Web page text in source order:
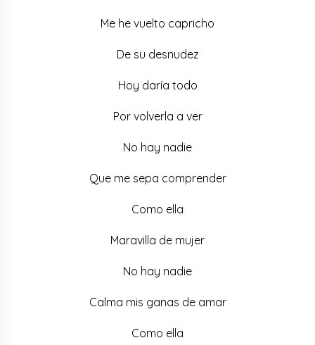
Me he vuelto capricho
De su desnudez
Hoy daría todo
Por volverla a ver
No hay nadie
Que me sepa comprender
Como ella
Maravilla de mujer
No hay nadie
Calma mis ganas de amar
Como ella